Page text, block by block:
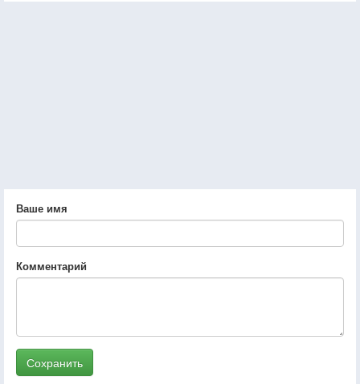
Ваше имя
Комментарий
Сохранить